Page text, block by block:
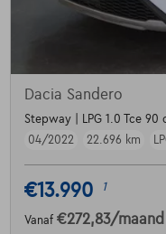
Dacia Sandero
Stepway | LPG 1.0 Tce
04/2022
22.696 km
€13.990 1
Vanaf €272,83/maand